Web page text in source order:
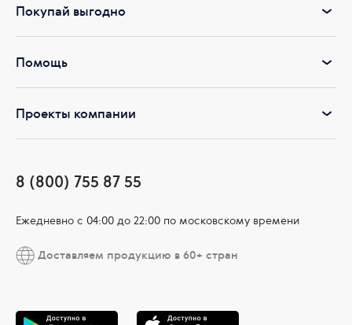
Покупай выгодно
Помощь
Проекты компании
8 (800) 755 87 55
Ежедневно c 04:00 до 22:00 по московскому времени
Доставляем продукцию в 60+ стран